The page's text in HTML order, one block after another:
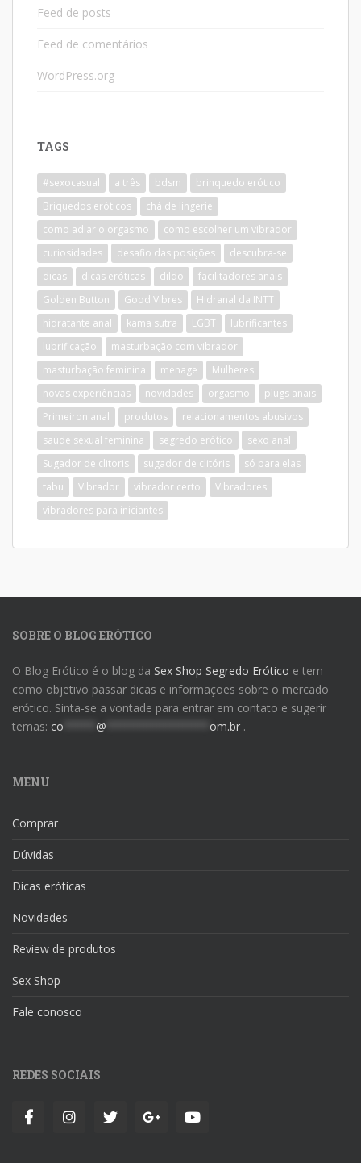
Feed de posts
Feed de comentários
WordPress.org
TAGS
#sexocasual a três bdsm
brinquedo erótico
Briquedos eróticos
chá de lingerie
como adiar o orgasmo
como escolher um vibrador
curiosidades
desafio das posições
descubra-se
dicas
dicas eróticas dildo
facilitadores anais
Golden Button
Good Vibres
Hidranal da INTT
hidratante anal
kama sutra LGBT
lubrificantes
lubrificação
masturbação com vibrador
masturbação feminina
menage
Mulheres
novas experiências
novidades orgasmo
plugs anais
Primeiron anal
produtos
relacionamentos abusivos
saúde sexual feminina
segredo erótico
sexo anal
Sugador de clitoris
sugador de clitóris
só para elas
tabu
Vibrador vibrador certo
Vibradores
vibradores para iniciantes
SOBRE O BLOG ERÓTICO
O Blog Erótico é o blog da Sex Shop Segredo Erótico e tem
como objetivo passar dicas e informações sobre o mercado
erótico. Sinta-se a vontade para entrar em contato e sugerir
temas: co @ om.br .
MENU
Comprar
Dúvidas
Dicas eróticas
Novidades
Review de produtos
Sex Shop
Fale conosco
REDES SOCIAIS